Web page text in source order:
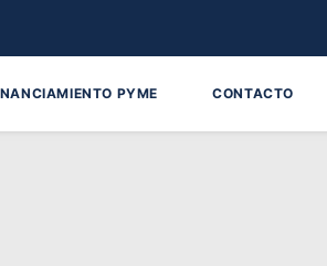
PYME CONTACTO